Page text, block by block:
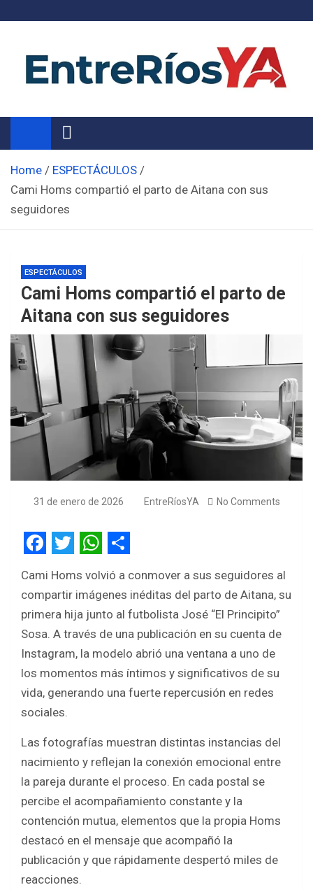
Noticias de Entre Ríos
Información de toda la provincia ahora
Home
ESPECTÁCULOS
Cami Homs compartió el parto de Aitana con sus
seguidores
ESPECTÁCULOS
Cami Homs compartió el parto de
Aitana con sus seguidores
31 de enero de 2026 EntreRíosYA No Comments
F
a
c
e
b
o
o
k
T
w
i
t
t
e
r
W
h
a
t
s
A
p
S
h
a
r
e
Cami Homs volvió a conmover a sus seguidores al
compartir imágenes inéditas del parto de Aitana, su
primera hija junto al futbolista José “El Principito”
Sosa. A través de una publicación en su cuenta de
Instagram, la modelo abrió una ventana a uno de
los momentos más íntimos y significativos de su
vida, generando una fuerte repercusión en redes
sociales.
Las fotografías muestran distintas instancias del
nacimiento y reflejan la conexión emocional entre
la pareja durante el proceso. En cada postal se
percibe el acompañamiento constante y la
contención mutua, elementos que la propia Homs
destacó en el mensaje que acompañó la
publicación y que rápidamente despertó miles de
reacciones.